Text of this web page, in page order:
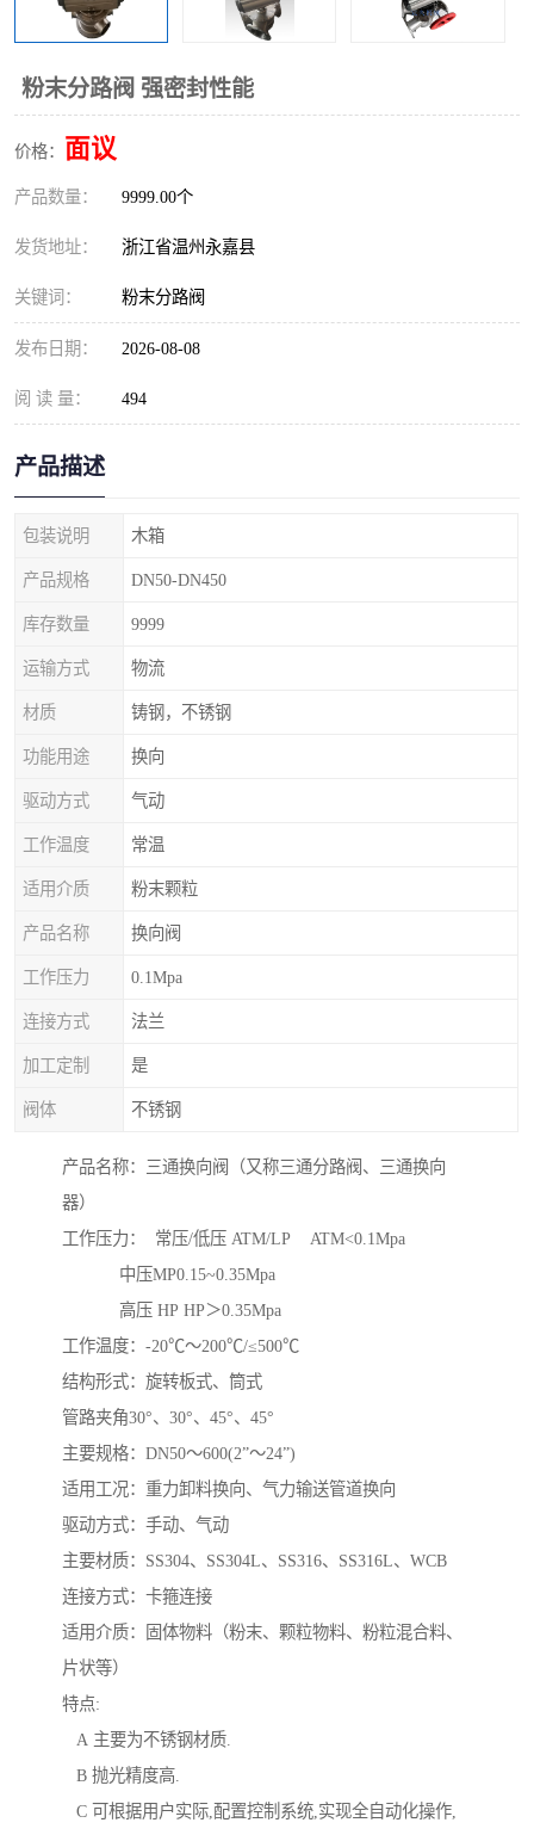
粉末分路阀 强密封性能
价格： 面议
产品数量： 9999.00个
发货地址： 浙江省温州永嘉县
关键词： 粉末分路阀
发布日期： 2026-08-08
阅 读 量： 494
产品描述
包装说明 木箱
产品规格 DN50-DN450
库存数量 9999
运输方式 物流
材质 铸钢，不锈钢
功能用途 换向
驱动方式 气动
工作温度 常温
适用介质 粉末颗粒
产品名称 换向阀
工作压力 0.1Mpa
连接方式 法兰
加工定制 是
阀体 不锈钢
产品名称：三通换向阀（又称三通分路阀、三通换向
器）
工作压力： 常压/低压 ATM/LP ATM<0.1Mpa
中压MP0.15~0.35Mpa
高压 HP HP＞0.35Mpa
工作温度：-20℃～200℃/≤500℃
结构形式：旋转板式、筒式
管路夹角30°、30°、45°、45°
主要规格：DN50～600(2”～24”)
适用工况：重力卸料换向、气力输送管道换向
驱动方式：手动、气动
主要材质：SS304、SS304L、SS316、SS316L、WCB
连接方式：卡箍连接
适用介质：固体物料（粉末、颗粒物料、粉粒混合料、
片状等）
特点:
A 主要为不锈钢材质.
B 抛光精度高.
C 可根据用户实际,配置控制系统,实现全自动化操作,
粉体分路阀
管道换向器